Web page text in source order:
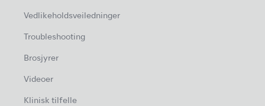
Vedlikeholdsveiledninger
Troubleshooting
Brosjyrer
Videoer
Klinisk tilfelle